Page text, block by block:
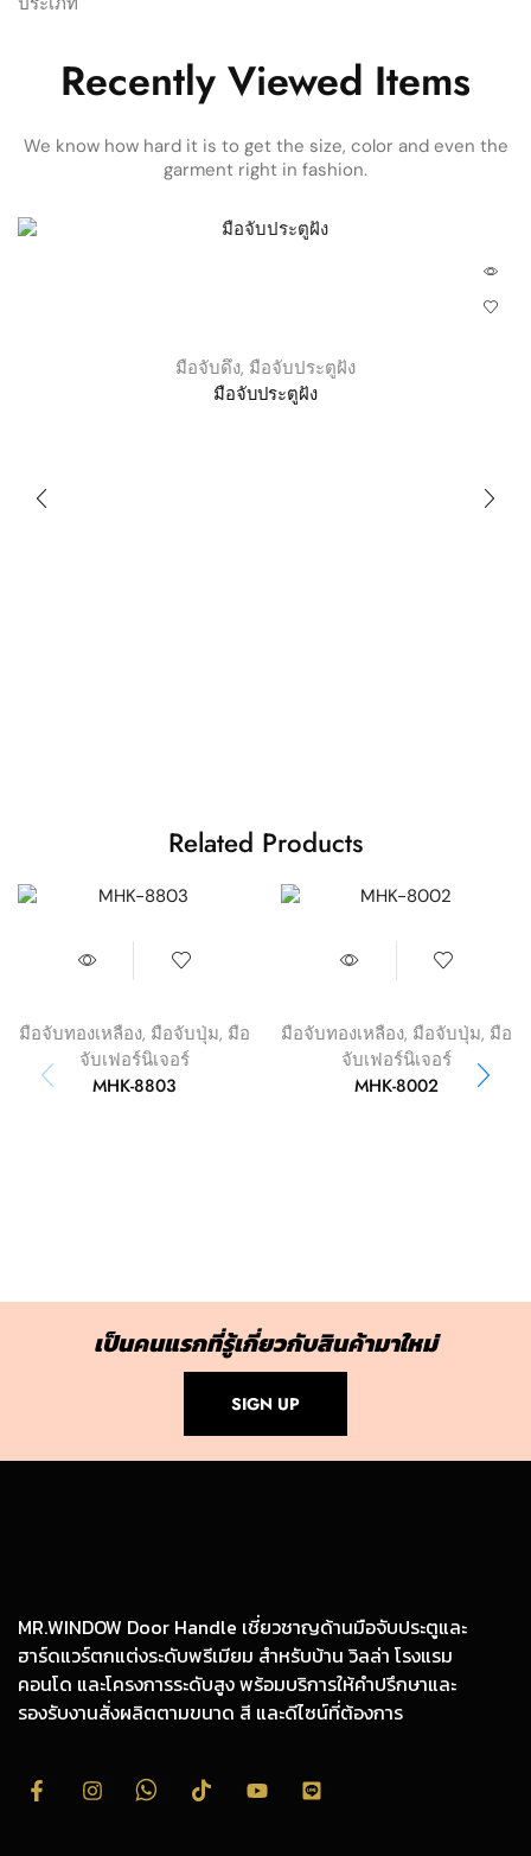
Recently Viewed Items
We know how hard it is to get the size, color and even the
garment right in fashion.
มือจับดึง, มือจับประตูฝัง
มือจับประตูฝัง
Related Products
มือจับทองเหลือง, มือจับปุ่ม, มือ
จับเฟอร์นิเจอร์
MHK-8803
มือจับทองเหลือง, มือจับปุ่ม, มือ
จับเฟอร์นิเจอร์
MHK-8002
เป็นคนแรกที่รู้เกี่ยวกับสินค้ามาใหม่
SIGN UP
MR.WINDOW Door Handle เชี่ยวชาญด้านมือจับประตูและ
ฮาร์ดแวร์ตกแต่งระดับพรีเมียม สำหรับบ้าน วิลล่า โรงแรม
คอนโด และโครงการระดับสูง พร้อมบริการให้คำปรึกษาและ
รองรับงานสั่งผลิตตามขนาด สี และดีไซน์ที่ต้องการ